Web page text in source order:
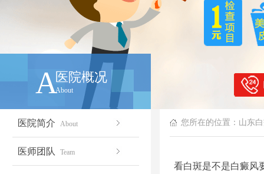
A医院概况
About
医院简介 About
医师团队 Team
您所在的位置： 山东
看白斑是不是白癜风